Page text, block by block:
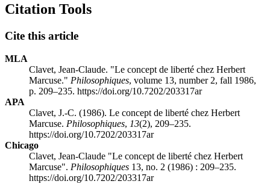
Citation Tools
Cite this article
MLA
Clavet, Jean-Claude. "Le concept de liberté chez Herbert
Marcuse." Philosophiques, volume 13, number 2, fall 1986,
p. 209–235. https://doi.org/10.7202/203317ar
APA
Clavet, J.-C. (1986). Le concept de liberté chez Herbert
Marcuse. Philosophiques, 13(2), 209–235.
https://doi.org/10.7202/203317ar
Chicago
Clavet, Jean-Claude "Le concept de liberté chez Herbert
Marcuse". Philosophiques 13, no. 2 (1986) : 209–235.
https://doi.org/10.7202/203317ar